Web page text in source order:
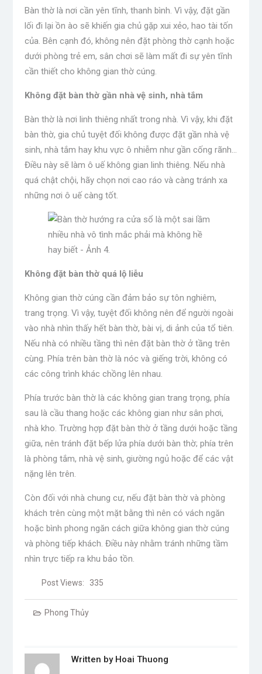
Bàn thờ là nơi cần yên tĩnh, thanh bình. Vì vậy, đặt gần
lối đi lại ồn ào sẽ khiến gia chủ gặp xui xẻo, hao tài tốn
của. Bên cạnh đó, không nên đặt phòng thờ cạnh hoặc
dưới phòng trẻ em, sân chơi sẽ làm mất đi sự yên tĩnh
cần thiết cho không gian thờ cúng.
Không đặt bàn thờ gần nhà vệ sinh, nhà tắm
Bàn thờ là nơi linh thiêng nhất trong nhà. Vì vậy, khi đặt
bàn thờ, gia chủ tuyệt đối không được đặt gần nhà vệ
sinh, nhà tắm hay khu vực ô nhiễm như gần cống rãnh…
Điều này sẽ làm ô uế không gian linh thiêng. Nếu nhà
quá chật chội, hãy chọn nơi cao ráo và càng tránh xa
những nơi ô uế càng tốt.
Không đặt bàn thờ quá lộ liễu
Không gian thờ cúng cần đảm bảo sự tôn nghiêm,
trang trọng. Vì vậy, tuyệt đối không nên để người ngoài
vào nhà nhìn thấy hết bàn thờ, bài vị, di ảnh của tổ tiên.
Nếu nhà có nhiều tầng thì nên đặt bàn thờ ở tầng trên
cùng. Phía trên bàn thờ là nóc và giếng trời, không có
các công trình khác chồng lên nhau.
Phía trước bàn thờ là các không gian trang trọng, phía
sau là cầu thang hoặc các không gian như sân phơi,
nhà kho. Trường hợp đặt bàn thờ ở tầng dưới hoặc tầng
giữa, nên tránh đặt bếp lửa phía dưới bàn thờ; phía trên
là phòng tắm, nhà vệ sinh, giường ngủ hoặc để các vật
nặng lên trên.
Còn đối với nhà chung cư, nếu đặt bàn thờ và phòng
khách trên cùng một mặt bằng thì nên có vách ngăn
hoặc bình phong ngăn cách giữa không gian thờ cúng
và phòng tiếp khách. Điều này nhằm tránh những tầm
nhìn trực tiếp ra khu bảo tồn.
Post Views: 335
Phong Thủy
Written by Hoai Thuong